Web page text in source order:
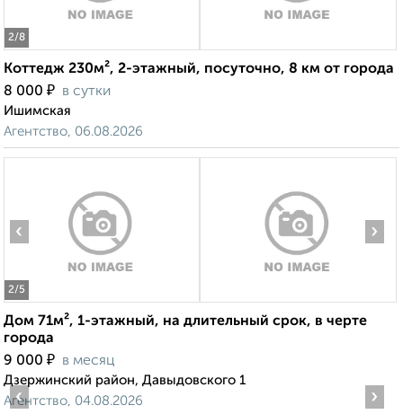
2/8
Коттедж 230м², 2-этажный, посуточно, 8 км от города
8 000 ₽ в сутки
Ишимская
Агентство, 06.08.2026
2/5
‹ ›
Дом 71м², 1-этажный, на длительный срок, в черте
города
9 000 ₽ в месяц
Дзержинский район, Давыдовского 1
Агентство, 04.08.2026
‹ ›